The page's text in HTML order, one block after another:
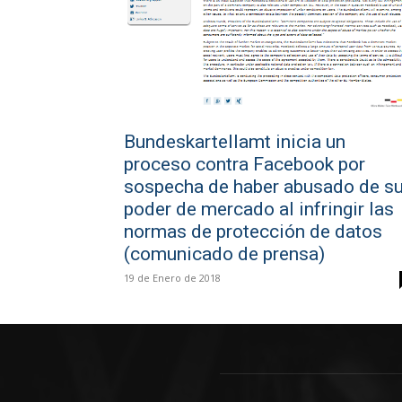
Bundeskartellamt inicia un
proceso contra Facebook por
sospecha de haber abusado de
poder de mercado al infringir las
normas de protección de datos
(comunicado de prensa)
19 de Enero de 2018